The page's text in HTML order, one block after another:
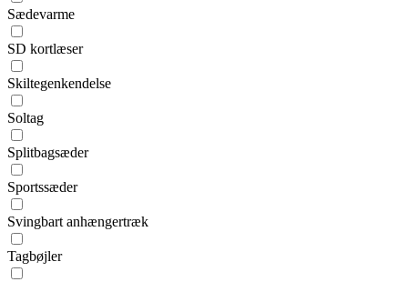
Sædevarme
SD kortlæser
Skiltegenkendelse
Soltag
Splitbagsæder
Sportssæder
Svingbart anhængertræk
Tagbøjler